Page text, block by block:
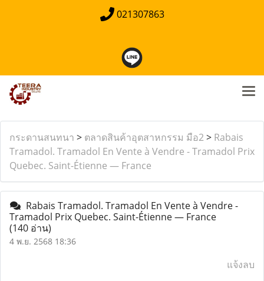
021307863
กระดานสนทนา > ตลาดสินค้าอุตสาหกรรม มือ2> Rabais
Tramadol. Tramadol En Vente à Vendre - Tramadol Prix
Quebec. Saint-Étienne — France
Rabais Tramadol. Tramadol En Vente à Vendre -
Tramadol Prix Quebec. Saint-Étienne — France
(140 อ่าน)
4 พ.ย. 2568 18:36
แจ้งลบ